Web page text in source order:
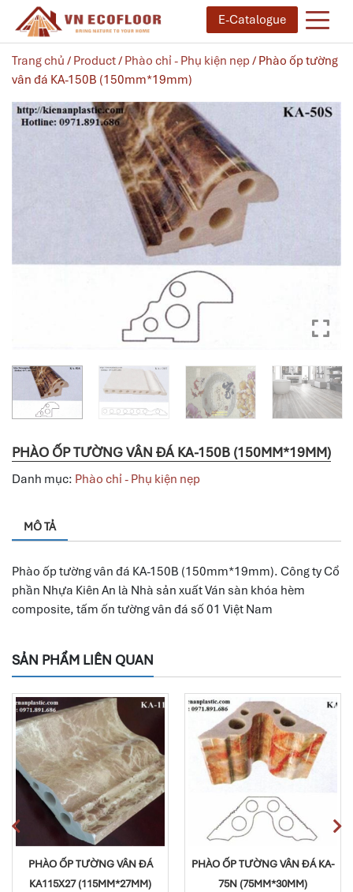
E-Catalogue
Trang chủ / Product/ Phào chỉ - Phụ kiện nẹp/ Phào ốp tường
vân đá KA-150B (150mm*19mm)
PHÀO ỐP TƯỜNG VÂN ĐÁ KA-150B (150MM*19MM)
Danh mục: Phào chỉ - Phụ kiện nẹp
MÔ TẢ
Phào ốp tường vân đá KA-150B (150mm*19mm). Công ty Cổ
phần Nhựa Kiên An là Nhà sản xuất Ván sàn khóa hèm
composite, tấm ốn tường vân đá số 01 Việt Nam
SẢN PHẨM LIÊN QUAN
VÂN ĐÁ
PHÀO ỐP TƯỜNG VÂN ĐÁ KA-
75N (75MM*30MM)
PHÀO ỐP
KA30*30